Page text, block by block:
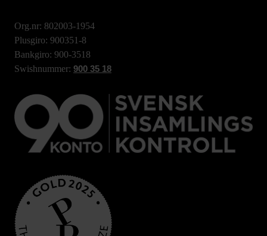
Org.nr: 802003-1954
Plusgiro: 900351-8
Bankgiro: 900-3518
Swishnummer: 900 35 18